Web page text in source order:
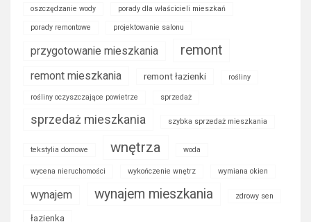
oszczędzanie wody porady dla właścicieli mieszkań
porady remontowe projektowanie salonu
przygotowanie mieszkania remont
remont mieszkania remont łazienki rośliny
rośliny oczyszczające powietrze sprzedaż
sprzedaż mieszkania szybka sprzedaż mieszkania
tekstylia domowe wnętrza woda
wycena nieruchomości wykończenie wnętrz wymiana okien
wynajem wynajem mieszkania zdrowy sen
łazienka